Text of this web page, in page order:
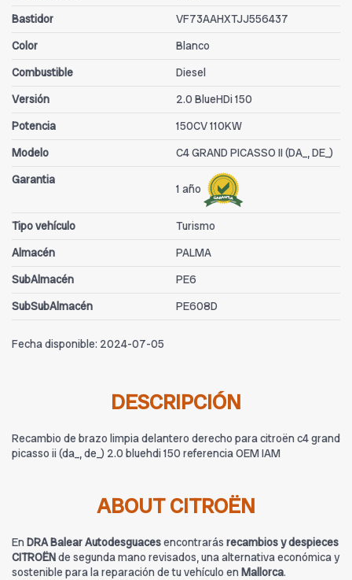
Bastidor
VF73AAHXTJJ556437
Color
Blanco
Combustible
Diesel
Versión
2.0 BlueHDi 150
Potencia
150CV 110KW
Modelo
C4 GRAND PICASSO II (DA_, DE_)
Garantia
1 año
Tipo vehículo
Turismo
Almacén
PALMA
SubAlmacén
PE6
SubSubAlmacén
PE608D
Fecha disponible: 2024-07-05
DESCRIPCIÓN
Recambio de brazo limpia delantero derecho para citroën c4 grand
picasso ii (da_, de_) 2.0 bluehdi 150 referencia OEM IAM
ABOUT CITROËN
En DRA Balear Autodesguacesencontrarás recambios y despieces
CITROËNde segunda mano revisados, una alternativa económica y
sostenible para la reparación de tu vehículo en Mallorca.